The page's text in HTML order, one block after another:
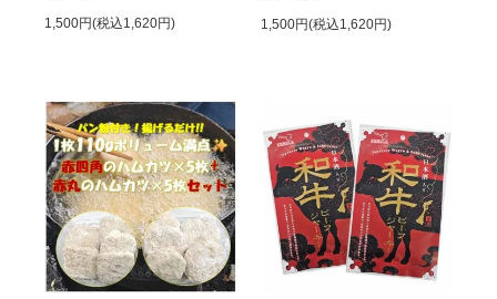
1,500円(税込1,620円)
1,500円(税込1,620円)